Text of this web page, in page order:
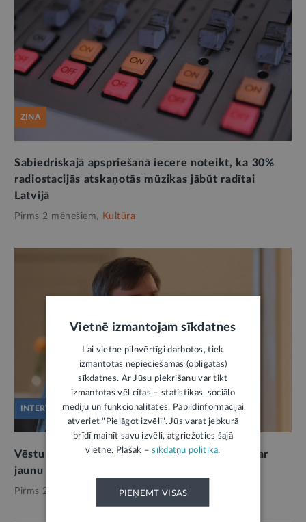
ZIŅA
Sabiedriskajā apspriešanā iecere noteikt, ka 30%
radiostacijās atskaņotās mūzikas jābūt radītai
Latvijā
Pirms 2 mēnešiem, Kultūra
INTERVIJA
Vēsturnieks: Ulmanim nebija skaidras idejas par
jaunu konstitucionālo ietvaru
Pirms 2 mēnešiem, Kultūra
Vietnē izmantojam sīkdatnes
Lai vietne pilnvērtīgi darbotos, tiek
izmantotas nepieciešamās (obligātās)
sīkdatnes. Ar Jūsu piekrišanu var tikt
izmantotas vēl citas – statistikas, sociālo
mediju un funkcionalitātes. Papildinformācijai
atveriet "Pielāgot izvēli". Jūs varat jebkurā
brīdī mainīt savu izvēli, atgriežoties šajā
vietnē. Plašāk –sīkdatņu politikā.
PIEŅEMT VISAS